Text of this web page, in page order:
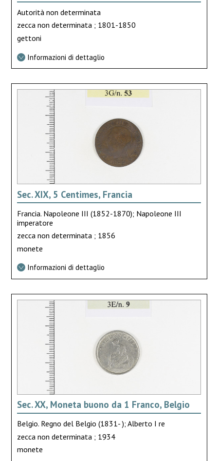
Autorità non determinata
zecca non determinata ; 1801-1850
gettoni
Informazioni di dettaglio
Sec. XIX, 5 Centimes, Francia
Francia. Napoleone III (1852-1870); Napoleone III
imperatore
zecca non determinata ; 1856
monete
Informazioni di dettaglio
Sec. XX, Moneta buono da 1 Franco, Belgio
Belgio. Regno del Belgio (1831- ); Alberto I re
zecca non determinata ; 1934
monete